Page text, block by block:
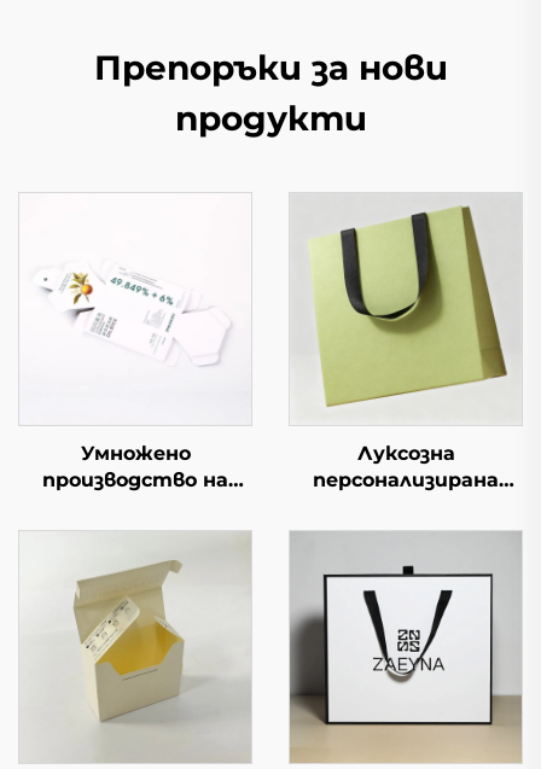
Препоръки за нови
продукти
Умножено
производство на
кутии с небесно-
земен капак,
хартиени кутии от
картон с горна и
долна част, кутия за
подаръци с капак и
основа
Луксозна
персонализирана
от биоразградим
материал с лого за
бижута, козметика,
свещи, парфюми, за
бутик и опаковане
на подаръци